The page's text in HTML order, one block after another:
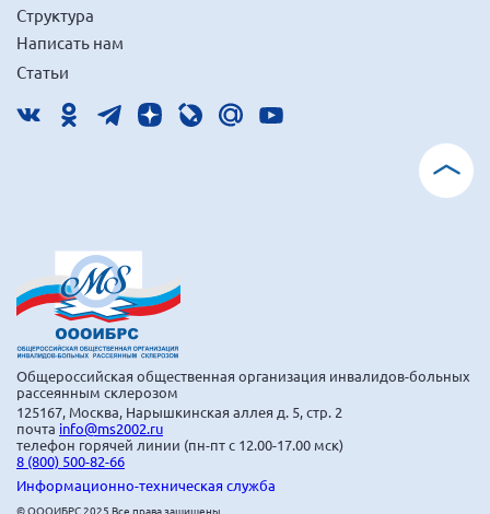
Структура
Написать нам
Статьи
Общероссийская общественная организация инвалидов-больных
рассеянным склерозом
125167, Москва, Нарышкинская аллея д. 5, стр. 2
почта info@ms2002.ru
телефон горячей линии (пн-пт с 12.00-17.00 мск)
8 (800) 500-82-66
Информационно-техническая служба
© ОООИБРС 2025 Все права защищены